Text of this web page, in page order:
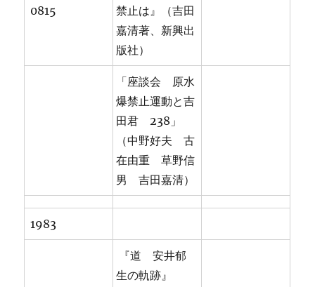
0815
禁止は』（吉田
嘉清著、新興出
版社）
「座談会 原水
爆禁止運動と吉
田君 238」
（中野好夫 古
在由重 草野信
男 吉田嘉清）
1983
『道 安井郁
生の軌跡』